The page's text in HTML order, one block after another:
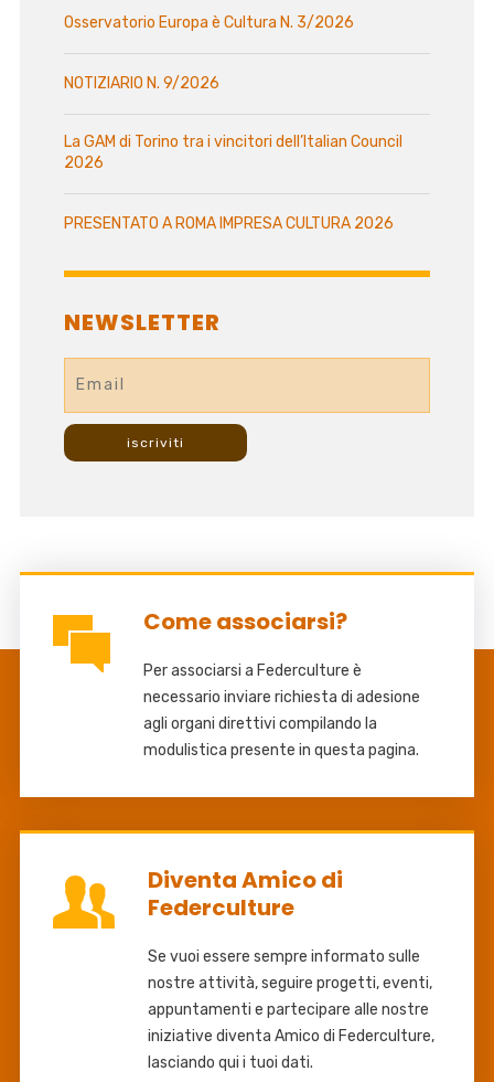
Osservatorio Europa è Cultura N. 3/2026
NOTIZIARIO N. 9/2026
La GAM di Torino tra i vincitori dell’Italian Council
2026
PRESENTATO A ROMA IMPRESA CULTURA 2026
NEWSLETTER
Come associarsi?
Per associarsi a Federculture è
necessario inviare richiesta di adesione
agli organi direttivi compilando la
modulistica presente in questa pagina.
Diventa Amico di
Federculture
Se vuoi essere sempre informato sulle
nostre attività, seguire progetti, eventi,
appuntamenti e partecipare alle nostre
iniziative diventa Amico di Federculture,
lasciando qui i tuoi dati.